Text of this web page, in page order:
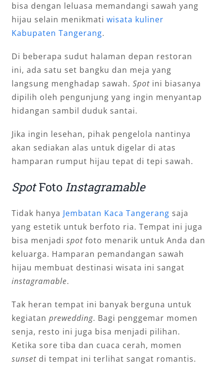
bisa dengan leluasa memandangi sawah yang
hijau selain menikmati wisata kuliner
Kabupaten Tangerang.
Di beberapa sudut halaman depan restoran
ini, ada satu set bangku dan meja yang
langsung menghadap sawah. Spotini biasanya
dipilih oleh pengunjung yang ingin menyantap
hidangan sambil duduk santai.
Jika ingin lesehan, pihak pengelola nantinya
akan sediakan alas untuk digelar di atas
hamparan rumput hijau tepat di tepi sawah.
SpotFoto Instagramable
Tidak hanya Jembatan Kaca Tangerang saja
yang estetik untuk berfoto ria. Tempat ini juga
bisa menjadi spotfoto menarik untuk Anda dan
keluarga. Hamparan pemandangan sawah
hijau membuat destinasi wisata ini sangat
instagramable.
Tak heran tempat ini banyak berguna untuk
kegiatan prewedding. Bagi penggemar momen
senja, resto ini juga bisa menjadi pilihan.
Ketika sore tiba dan cuaca cerah, momen
sunsetdi tempat ini terlihat sangat romantis.